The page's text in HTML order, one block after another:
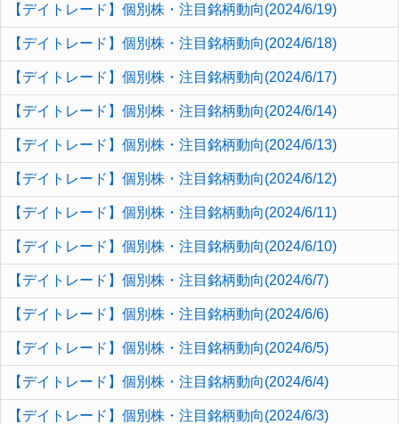
【デイトレード】個別株・注目銘柄動向(2024/6/19)
【デイトレード】個別株・注目銘柄動向(2024/6/18)
【デイトレード】個別株・注目銘柄動向(2024/6/17)
【デイトレード】個別株・注目銘柄動向(2024/6/14)
【デイトレード】個別株・注目銘柄動向(2024/6/13)
【デイトレード】個別株・注目銘柄動向(2024/6/12)
【デイトレード】個別株・注目銘柄動向(2024/6/11)
【デイトレード】個別株・注目銘柄動向(2024/6/10)
【デイトレード】個別株・注目銘柄動向(2024/6/7)
【デイトレード】個別株・注目銘柄動向(2024/6/6)
【デイトレード】個別株・注目銘柄動向(2024/6/5)
【デイトレード】個別株・注目銘柄動向(2024/6/4)
【デイトレード】個別株・注目銘柄動向(2024/6/3)